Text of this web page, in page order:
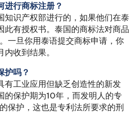
进行商标注册？
知识产权部进行的，如果他们在泰
此有授权书。泰国的商标法对商品
一旦你用泰语提交商标申请，你
收到结果。
护吗？
有工业应用但缺乏创造性的新发
的保护期为10年，而发明人的专
保护，这也是专利法所要求的刑